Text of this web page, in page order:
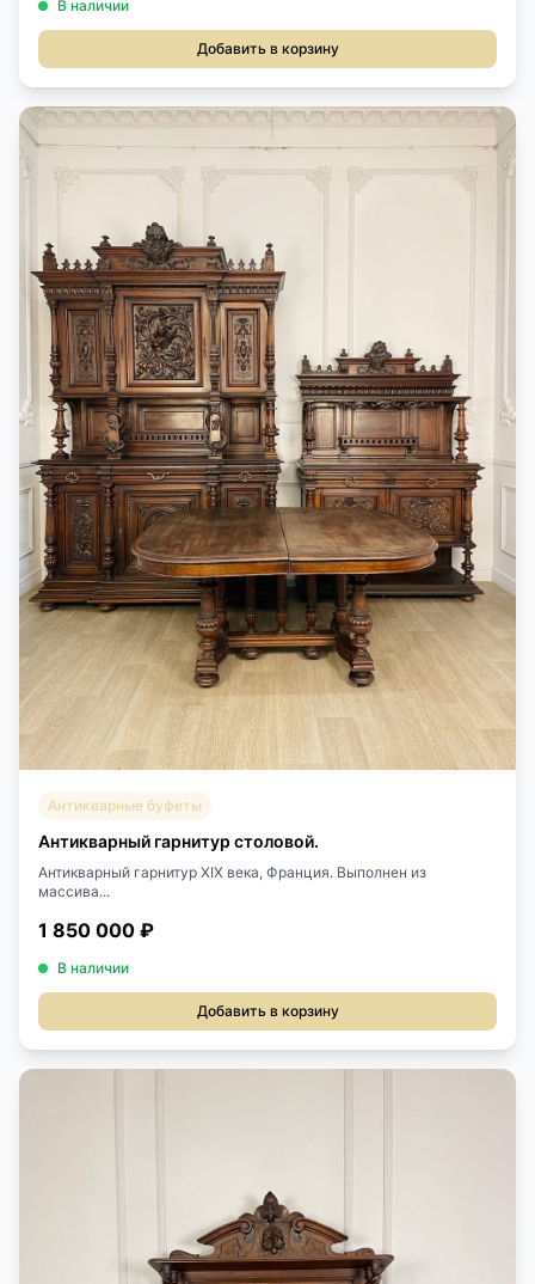
В наличии
Добавить в корзину
Антикварные буфеты
Антикварный гарнитур столовой.
Антикварный гарнитур XIX века, Франция. Выполнен из
массива...
1 850 000 ₽
В наличии
Добавить в корзину